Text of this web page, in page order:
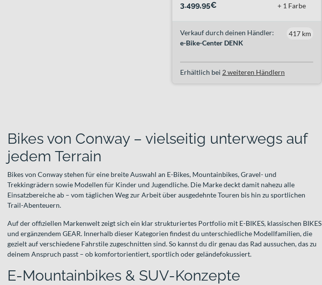
3.499,95€ + 1 Farbe
Verkauf durch deinen Händler:
e-Bike-Center DENK
417 km
Erhältlich bei 2 weiteren Händlern
Bikes von Conway – vielseitig unterwegs auf
jedem Terrain
Bikes von Conway stehen für eine breite Auswahl an E-Bikes, Mountainbikes, Gravel- und
Trekkingrädern sowie Modellen für Kinder und Jugendliche. Die Marke deckt damit nahezu alle
Einsatzbereiche ab – vom täglichen Weg zur Arbeit über ausgedehnte Touren bis hin zu sportlichen
Trail-Abenteuern.
Auf der offiziellen Markenwelt zeigt sich ein klar strukturiertes Portfolio mit E-BIKES, klassischen BIKES
und ergänzendem GEAR. Innerhalb dieser Kategorien findest du unterschiedliche Modellfamilien, die
gezielt auf verschiedene Fahrstile zugeschnitten sind. So kannst du dir genau das Rad aussuchen, das zu
deinem Anspruch passt – ob komfortorientiert, sportlich oder geländefokussiert.
E‑Mountainbikes & SUV‑Konzepte